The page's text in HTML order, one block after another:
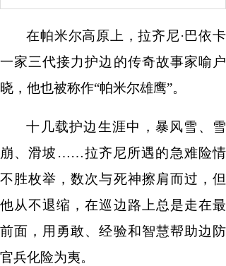
指
南
制
度
内
容
年
度
报
表
在帕米尔高原上，拉齐尼·巴依卡
一家三代接力护边的传奇故事家喻户
晓，他也被称作“帕米尔雄鹰”。
十几载护边生涯中，暴风雪、雪
崩、滑坡 ……拉齐尼所遇的急难险情
不胜枚举，数次与死神擦肩而过，但
他从不退缩，在巡边路上总是走在最
前面，用勇敢、经验和智慧帮助边防
官兵化险为夷。